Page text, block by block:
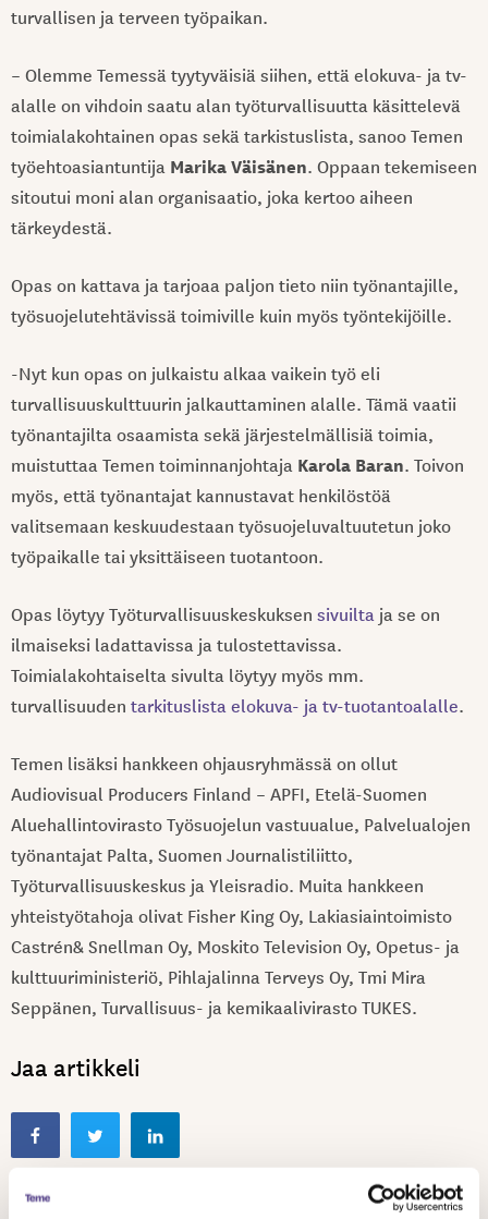
turvallisen ja terveen työpaikan.
– Olemme Temessä tyytyväisiä siihen, että elokuva- ja tv-
alalle on vihdoin saatu alan työturvallisuutta käsittelevä
toimialakohtainen opas sekä tarkistuslista, sanoo Temen
työehtoasiantuntija Marika Väisänen. Oppaan tekemiseen
sitoutui moni alan organisaatio, joka kertoo aiheen
tärkeydestä.
Opas on kattava ja tarjoaa paljon tieto niin työnantajille,
työsuojelutehtävissä toimiville kuin myös työntekijöille.
-Nyt kun opas on julkaistu alkaa vaikein työ eli
turvallisuuskulttuurin jalkauttaminen alalle. Tämä vaatii
työnantajilta osaamista sekä järjestelmällisiä toimia,
muistuttaa Temen toiminnanjohtaja Karola Baran. Toivon
myös, että työnantajat kannustavat henkilöstöä
valitsemaan keskuudestaan työsuojeluvaltuutetun joko
työpaikalle tai yksittäiseen tuotantoon.
Opas löytyy Työturvallisuuskeskuksen sivuilta ja se on
ilmaiseksi ladattavissa ja tulostettavissa.
Toimialakohtaiselta sivulta löytyy myös mm.
turvallisuuden tarkituslista elokuva- ja tv-tuotantoalalle.
Temen lisäksi hankkeen ohjausryhmässä on ollut
Audiovisual Producers Finland – APFI, Etelä-Suomen
Aluehallintovirasto Työsuojelun vastuualue, Palvelualojen
työnantajat Palta, Suomen Journalistiliitto,
Työturvallisuuskeskus ja Yleisradio. Muita hankkeen
yhteistyötahoja olivat Fisher King Oy, Lakiasiaintoimisto
Castrén& Snellman Oy, Moskito Television Oy, Opetus- ja
kulttuuriministeriö, Pihlajalinna Terveys Oy, Tmi Mira
Seppänen, Turvallisuus- ja kemikaalivirasto TUKES.
Jaa artikkeli